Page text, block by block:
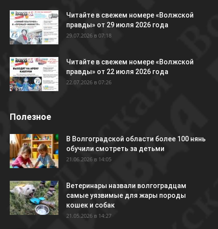
Читайте в свежем номере «Волжской
правды» от 29 июля 2026 года
29.07.2026 в 07:18
Читайте в свежем номере «Волжской
правды» от 22 июля 2026 года
22.07.2026 в 07:26
Полезное
В Волгоградской области более 100 нянь
обучили смотреть за детьми
21.06.2026 в 14:05
Ветеринары назвали волгоградцам
самые уязвимые для жары породы
кошек и собак
21.05.2026 в 14:27